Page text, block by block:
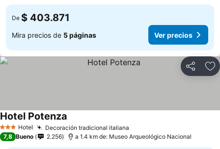
De $ 403.871
Mira precios de 5 páginas Ver precios
Compartir
3 Estrellas
Hotel Decoración tradicional italiana
Hotel Potenza
7,8 Bueno 2.256 a 1.4 km de: Museo Arqueológico Nacional